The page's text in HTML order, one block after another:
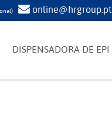
online@hrgroup.pt
DISPENSADORA DE EPI